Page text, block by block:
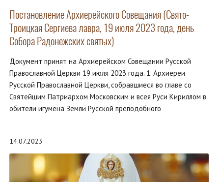
Постановление Архиерейского Совещания (Свято-
Троицкая Сергиева лавра, 19 июля 2023 года, день
Собора Радонежских святых)
Документ принят на Архиерейском Совещании Русской
Православной Церкви 19 июля 2023 года. 1. Архиереи
Русской Православной Церкви, собравшиеся во главе со
Святейшим Патриархом Московским и всея Руси Кириллом в
обители игумена Земли Русской преподобного
14.07.2023